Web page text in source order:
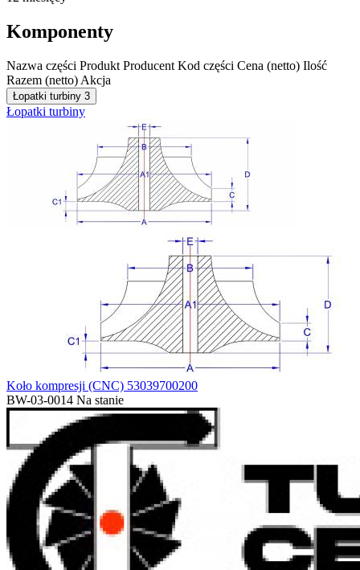
Komponenty
Nazwa części Produkt Producent Kod części Cena (netto) Ilość
Razem (netto) Akcja
Łopatki turbiny 3
Łopatki turbiny
Koło kompresji (CNC) 53039700200
BW-03-0014 Na stanie